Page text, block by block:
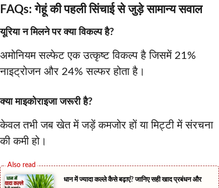
FAQs: गेहूं की पहली सिंचाई से जुड़े सामान्य सवाल
यूरिया न मिलने पर क्या विकल्प है?
अमोनियम सल्फेट एक उत्कृष्ट विकल्प है जिसमें 21%
नाइट्रोजन और 24% सल्फर होता है।
क्या माइकोराइजा जरूरी है?
केवल तभी जब खेत में जड़ें कमजोर हों या मिट्टी में संरचना
की कमी हो।
धान में ज्यादा कल्ले कैसे बढ़ाएं? जानिए सही खाद प्रबंधन और